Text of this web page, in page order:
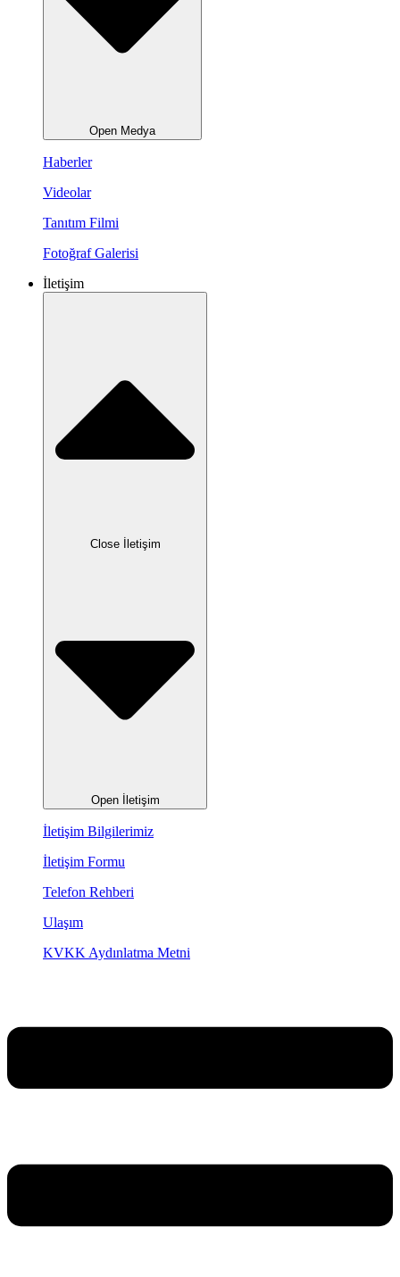
Open Medya
Haberler
Videolar
Tanıtım Filmi
Fotoğraf Galerisi
İletişim
Close İletişim
Open İletişim
İletişim Bilgilerimiz
İletişim Formu
Telefon Rehberi
Ulaşım
KVKK Aydınlatma Metni